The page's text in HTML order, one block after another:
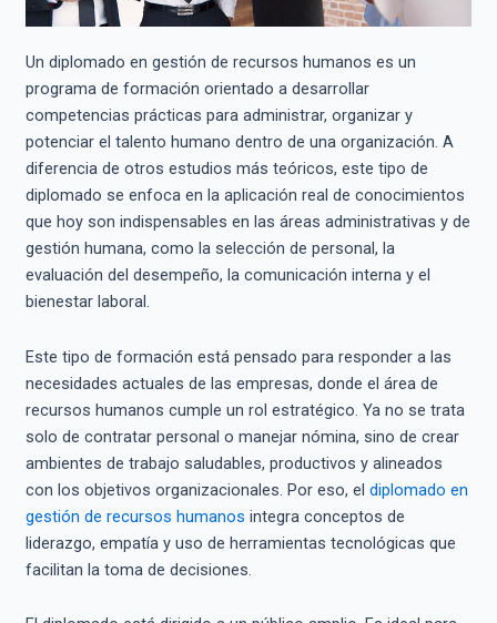
Un diplomado en gestión de recursos humanos es un
programa de formación orientado a desarrollar
competencias prácticas para administrar, organizar y
potenciar el talento humano dentro de una organización. A
diferencia de otros estudios más teóricos, este tipo de
diplomado se enfoca en la aplicación real de conocimientos
que hoy son indispensables en las áreas administrativas y de
gestión humana, como la selección de personal, la
evaluación del desempeño, la comunicación interna y el
bienestar laboral.
Este tipo de formación está pensado para responder a las
necesidades actuales de las empresas, donde el área de
recursos humanos cumple un rol estratégico. Ya no se trata
solo de contratar personal o manejar nómina, sino de crear
ambientes de trabajo saludables, productivos y alineados
con los objetivos organizacionales. Por eso, el diplomado en
gestión de recursos humanos integra conceptos de
liderazgo, empatía y uso de herramientas tecnológicas que
facilitan la toma de decisiones.